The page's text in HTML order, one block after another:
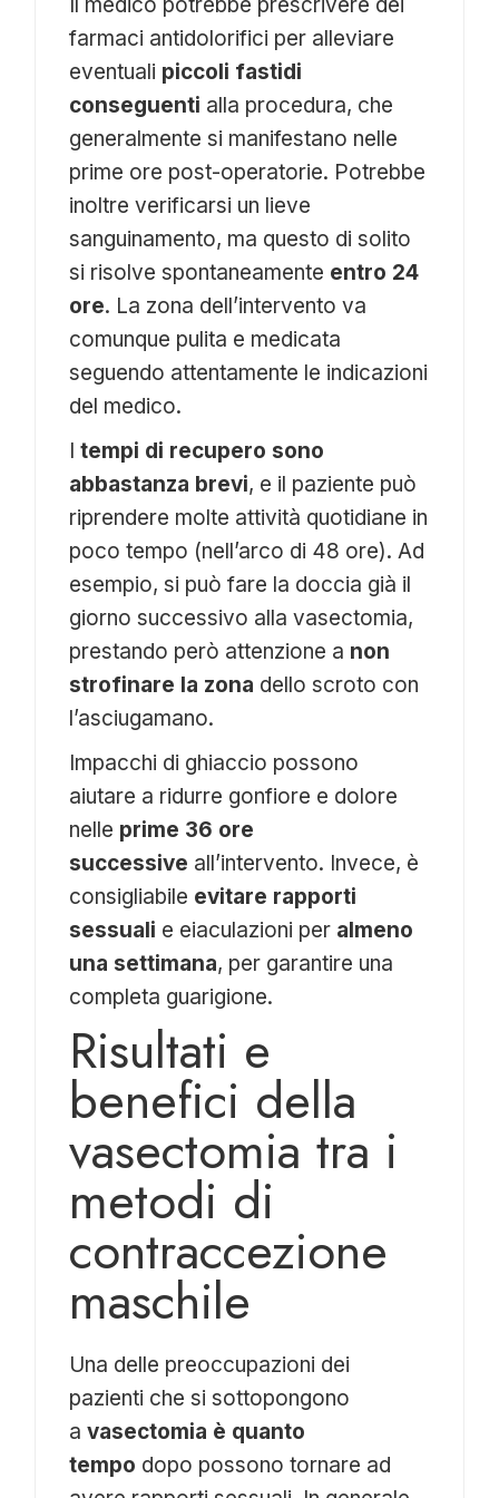
farmaci antidolorifici per alleviare
eventuali piccoli fastidi
conseguenti alla procedura, che
generalmente si manifestano nelle
prime ore post-operatorie. Potrebbe
inoltre verificarsi un lieve
sanguinamento, ma questo di solito
si risolve spontaneamente entro 24
ore. La zona dell’intervento va
comunque pulita e medicata
seguendo attentamente le indicazioni
del medico.
Itempi di recupero sono
abbastanza brevi, e il paziente può
riprendere molte attività quotidiane in
poco tempo (nell’arco di 48 ore). Ad
esempio, si può fare la doccia già il
giorno successivo alla vasectomia,
prestando però attenzione a non
strofinare la zona dello scroto con
l’asciugamano.
Impacchi di ghiaccio possono
aiutare a ridurre gonfiore e dolore
nelle prime 36 ore
successive all’intervento. Invece, è
consigliabile evitare rapporti
sessuali e eiaculazioni per almeno
una settimana, per garantire una
completa guarigione.
Risultati e
benefici della
vasectomia tra i
metodi di
contraccezione
maschile
Una delle preoccupazioni dei
pazienti che si sottopongono
avasectomia è quanto
tempo dopo possono tornare ad